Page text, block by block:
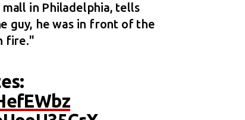
in Philadelphia, tells
guy, he was in front of the
fire."